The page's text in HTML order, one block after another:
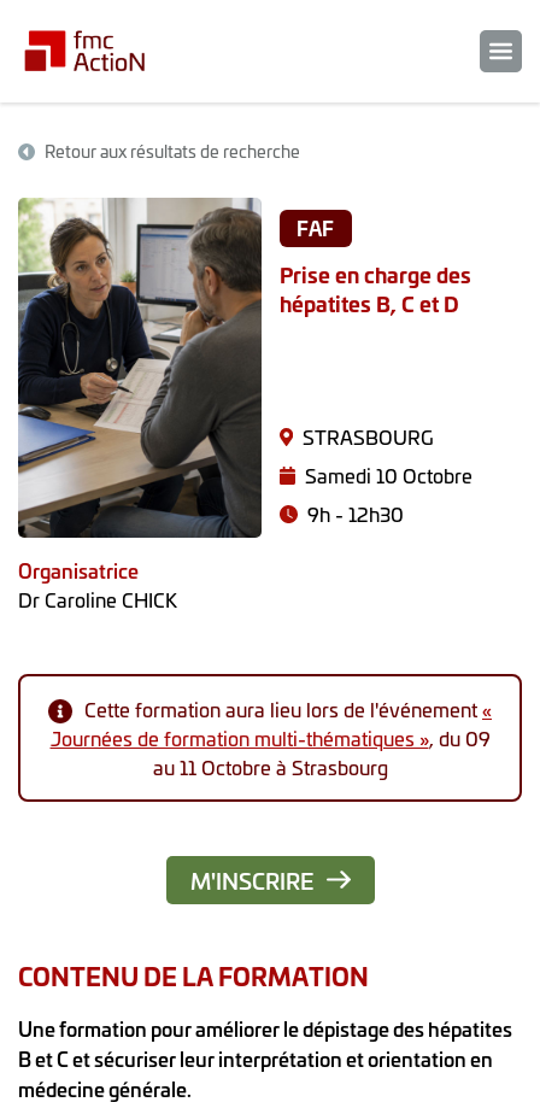
Retour aux résultats de recherche
FAF
Prise en charge des
hépatites B, C et D
STRASBOURG
Samedi 10 Octobre
9h - 12h30
Organisatrice
Dr Caroline CHICK
Cette formation aura lieu lors de l'événement«
Journées de formation multi-thématiques », du 09
au 11 Octobre à Strasbourg
M'INSCRIRE
CONTENU DE LA FORMATION
Une formation pour améliorer le dépistage des hépatites
B et C et sécuriser leur interprétation et orientation en
médecine générale.